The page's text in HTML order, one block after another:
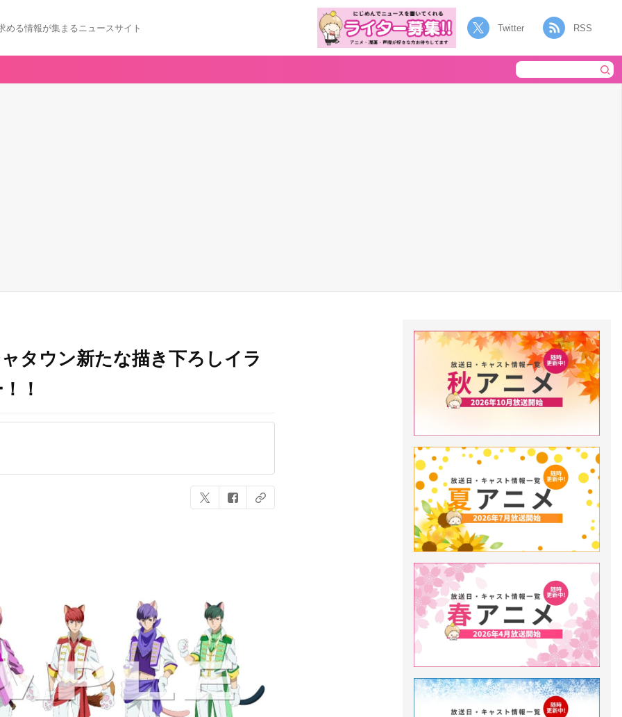
める情報が集まるニュースサイト Twitter RSS
タウン新たな描き下ろしイラ
！